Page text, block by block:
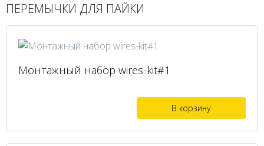
ПЕРЕМЫЧКИ ДЛЯ ПАЙКИ
Монтажный набор wires-kit#1
В корзину